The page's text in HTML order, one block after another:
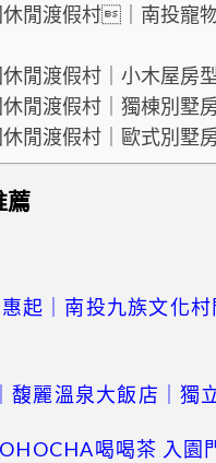
閒渡假村｜南投寵
閒渡假村｜小木屋房
閒渡假村｜獨棟別墅
閒渡假村｜歐式別墅
薦
起｜南投九族文化
麗溫泉大飯店｜獨
喝喝茶 入園